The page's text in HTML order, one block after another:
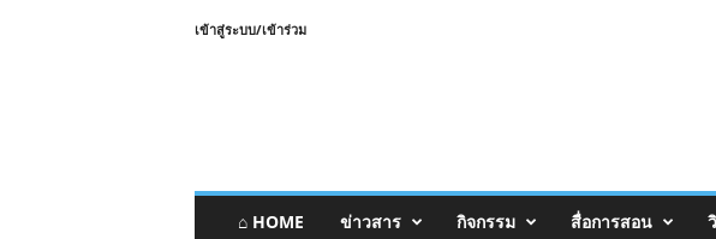
เข้าสู่ระบบ/เข้าร่วม
⌂ HOME ข่าวสาร กิจกรรม สื่อการสอน